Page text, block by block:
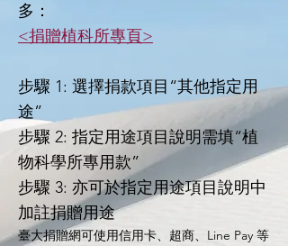
多：
<捐贈植科所專頁>
步驟 1: 選擇捐款項目“其他指定用
途”
步驟 2: 指定用途項目說明需填“植
物科學所專用款”
步驟 3: 亦可於指定用途項目說明中
加註捐贈用途
臺大捐贈網可使用信用卡、超商、Line Pay 等